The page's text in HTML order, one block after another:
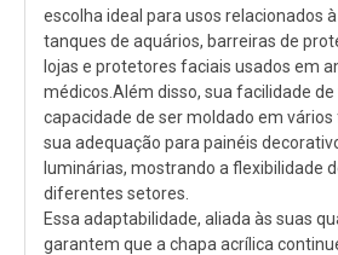
escolha ideal para usos relacionados
tanques de aquários, barreiras de
lojas e protetores faciais usados ​​em
médicos.Além disso, sua facilidade
capacidade de ser moldado em
sua adequação para painéis
luminárias, mostrando a flexibilidade
diferentes setores.
Essa adaptabilidade, aliada às suas
garantem que a chapa acrílica